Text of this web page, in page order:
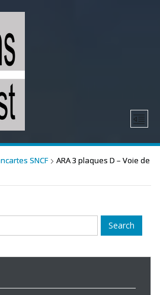
SNCF
ARA 3 plaques D – Voie de
Search